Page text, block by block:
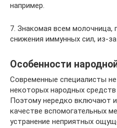
например.
7. Знакомая всем
снижения иммунных сил, из-
Особенности
Современные специалисты
некоторых народных
Поэтому нередко включают
качестве вспомогательных
устранение неприятных